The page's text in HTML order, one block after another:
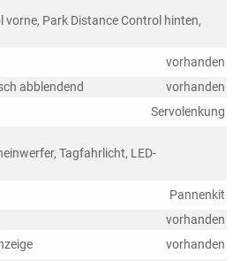
vorne, Park Distance Control hinten,
vorhanden
abblendend
vorhanden
Servolenkung
Tagfahrlicht, LED-
Pannenkit
vorhanden
vorhanden